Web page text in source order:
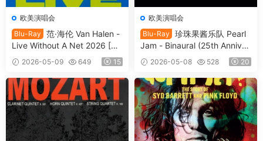
欧美演唱会
Blu-Ray
范·海伦 Van Halen -
Live Without A Net 2026 [BD
ISO 13.2GB]
2026-05-09 649 15
欧美演唱会
Blu-Ray
珍珠果酱乐队 Pearl
Jam - Binaural (25th Anniver
sary Edition) (2025, Blu-ray
Audio) [BDISO 12.5GB]
2026-05-08 528 20